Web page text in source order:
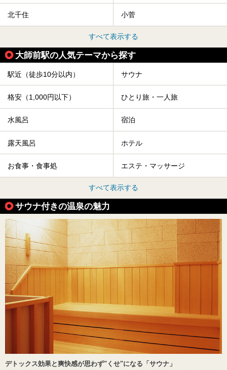
北千住 小菅
すべて表示する
大師前駅の人気テーマから探す
駅近（徒歩10分以内） サウナ
格安（1,000円以下） ひとり旅・一人旅
水風呂 宿泊
露天風呂 ホテル
お食事・食事処 エステ・マッサージ
すべて表示する
サウナ付きの温泉の魅力
デトックス効果と爽快感が思わず"くせ"になる「サウナ」